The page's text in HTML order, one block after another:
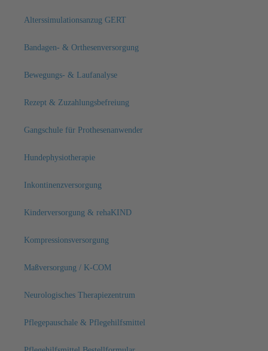
Alterssimulationsanzug GERT
Bandagen- & Orthesenversorgung
Bewegungs- & Laufanalyse
Rezept & Zuzahlungsbefreiung
Gangschule für Prothesenanwender
Hundephysiotherapie
Inkontinenzversorgung
Kinderversorgung & rehaKIND
Kompressionsversorgung
Maßversorgung / K-COM
Neurologisches Therapiezentrum
Pflegepauschale & Pflegehilfsmittel